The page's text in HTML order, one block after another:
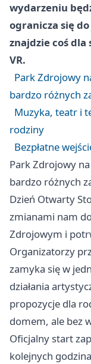
wydarzeniu
ogranicza się
znajdzie coś dla
VR.
Park Zdrojowy
bardzo różnych
Muzyka, teatr i
rodziny
Bezpłatne
Park Zdrojowy
bardzo różnych
Dzień Otwarty
zmianami nam
Zdrojowym i
Organizatorzy
zamyka się w
działania
propozycje dla
domem, ale bez
Oficjalny start
kolejnych